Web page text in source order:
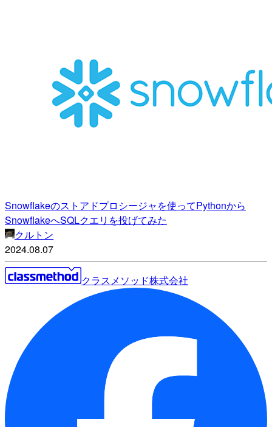
Snowflakeのストアドプロシージャを使ってPythonから
SnowflakeへSQLクエリを投げてみた
クルトン
2024.08.07
クラスメソッド株式会社